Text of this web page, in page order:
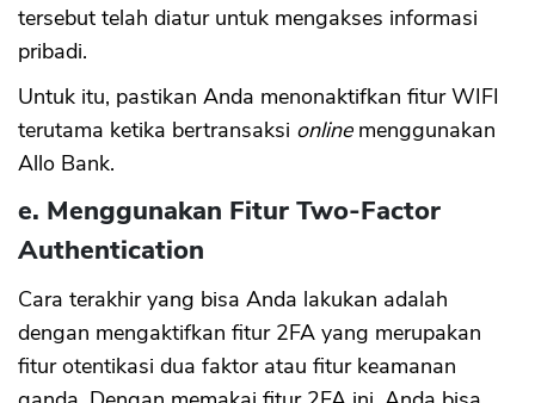
tersebut telah diatur untuk mengakses informasi
pribadi.
Untuk itu, pastikan Anda menonaktifkan fitur WIFI
terutama ketika bertransaksi onlinemenggunakan
Allo Bank.
e. Menggunakan Fitur Two-Factor
Authentication
Cara terakhir yang bisa Anda lakukan adalah
dengan mengaktifkan fitur 2FA yang merupakan
fitur otentikasi dua faktor atau fitur keamanan